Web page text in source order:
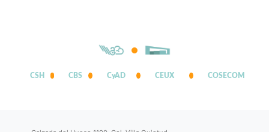
CSH CBS CyAD CEUX COSECOM